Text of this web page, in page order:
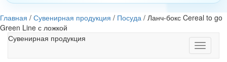
Главная / Сувенирная продукция / Посуда / Ланч-бокс Cereal to go
Green Line с ложкой
Toggle
Сувенирная продукция